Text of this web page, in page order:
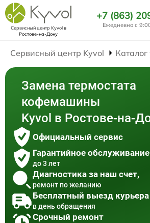
Сервисный центр Kyvolв
Ростове-на-Дону
+7 (863)
Ежедневно с
Сервисный центр Kyvol Каталог
Замена термостата
кофемашины
Kyvol в Ростове-на-
Официальный сервис
Гарантийное обслуживание
до 3 лет
Диагностика за наш счет,
ремонт по желанию
Бесплатный выезд курьера
в день обращения
Срочный ремонт